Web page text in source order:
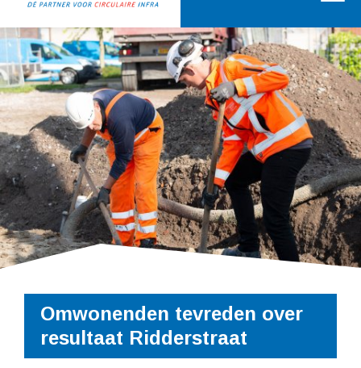
Omwonenden tevreden over
resultaat Ridderstraat